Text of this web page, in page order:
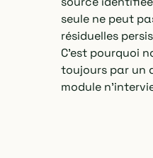
seule ne peut
résiduelles
C'est pourquoi
toujours par un
module